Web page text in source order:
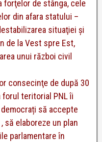
forţelor de stânga, cele
din afara statului –
situaţiei și
de la Vest spre Est,
unui război civil
consecinţe de după 30
forul teritorial PNL îi
să accepte
să elaboreze un plan
parlamentare în